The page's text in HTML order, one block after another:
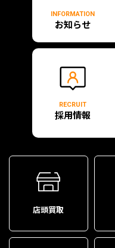
INFORMATION
お知らせ
RECRUIT
採用情報
店頭買取